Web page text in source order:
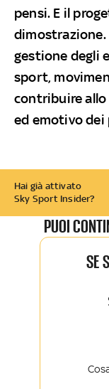
pensi. E il
dimostrazione.
gestione degli
sport,
contribuire allo
ed emotivo dei
Hai già attivato
Sky Sport Insider?
PUOI
SE